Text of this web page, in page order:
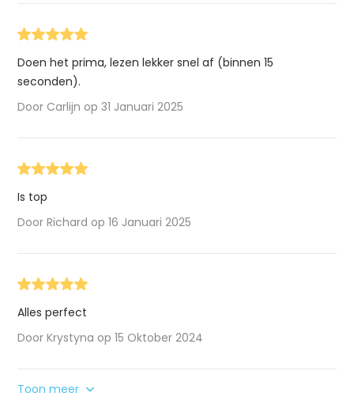
Doen het prima, lezen lekker snel af (binnen 15
seconden).
Door Carlijn op 31 Januari 2025
Is top
Door Richard op 16 Januari 2025
Alles perfect
Door Krystyna op 15 Oktober 2024
Toon meer